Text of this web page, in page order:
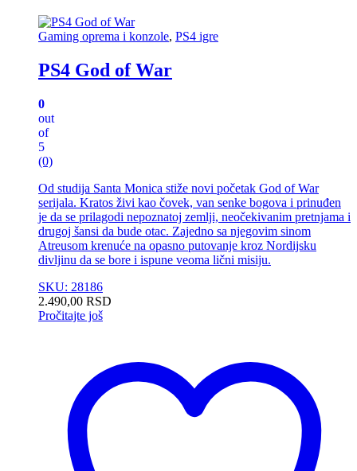
Gaming oprema i konzole, PS4 igre
PS4 God of War
0
out
of
5
(0)
Od studija Santa Monica stiže novi početak God of War
serijala. Kratos živi kao čovek, van senke bogova i prinuđen
je da se prilagodi nepoznatoj zemlji, neočekivanim pretnjama i
drugoj šansi da bude otac. Zajedno sa njegovim sinom
Atreusom krenuće na opasno putovanje kroz Nordijsku
divljinu da se bore i ispune veoma lični misiju.
SKU: 28186
2.490,00 RSD
Pročitajte još